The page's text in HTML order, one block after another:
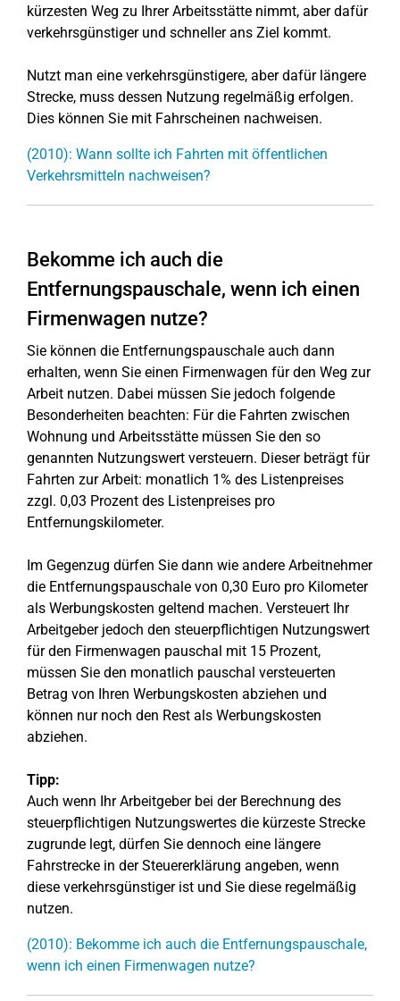
kürzesten Weg zu Ihrer Arbeitsstätte nimmt, aber dafür
verkehrsgünstiger und schneller ans Ziel kommt.
Nutzt man eine verkehrsgünstigere, aber dafür längere
Strecke, muss dessen Nutzung regelmäßig erfolgen.
Dies können Sie mit Fahrscheinen nachweisen.
(2010): Wann sollte ich Fahrten mit öffentlichen
Verkehrsmitteln nachweisen?
Bekomme ich auch die
Entfernungspauschale, wenn ich einen
Firmenwagen nutze?
Sie können die Entfernungspauschale auch dann
erhalten, wenn Sie einen Firmenwagen für den Weg zur
Arbeit nutzen. Dabei müssen Sie jedoch folgende
Besonderheiten beachten: Für die Fahrten zwischen
Wohnung und Arbeitsstätte müssen Sie den so
genannten Nutzungswert versteuern. Dieser beträgt für
Fahrten zur Arbeit: monatlich 1% des Listenpreises
zzgl. 0,03 Prozent des Listenpreises pro
Entfernungskilometer.
Im Gegenzug dürfen Sie dann wie andere Arbeitnehmer
die Entfernungspauschale von 0,30 Euro pro Kilometer
als Werbungskosten geltend machen. Versteuert Ihr
Arbeitgeber jedoch den steuerpflichtigen Nutzungswert
für den Firmenwagen pauschal mit 15 Prozent,
müssen Sie den monatlich pauschal versteuerten
Betrag von Ihren Werbungskosten abziehen und
können nur noch den Rest als Werbungskosten
abziehen.
Tipp:
Auch wenn Ihr Arbeitgeber bei der Berechnung des
steuerpflichtigen Nutzungswertes die kürzeste Strecke
zugrunde legt, dürfen Sie dennoch eine längere
Fahrstrecke in der Steuererklärung angeben, wenn
diese verkehrsgünstiger ist und Sie diese regelmäßig
nutzen.
(2010): Bekomme ich auch die Entfernungspauschale,
wenn ich einen Firmenwagen nutze?